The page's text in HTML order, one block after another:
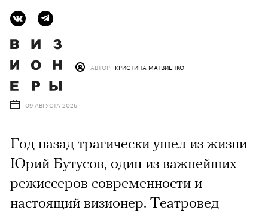
АВТОР КРИСТИНА МАТВИЕНКО
09 АВГУСТА 2026
Год назад трагически ушел из жизни
Юрий Бутусов, один из важнейших
режиссеров современности и
настоящий визионер. Театровед